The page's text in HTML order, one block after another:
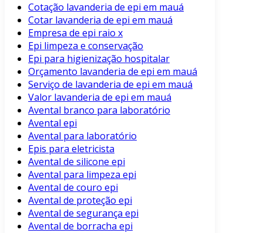
Cotação lavanderia de epi em mauá
Cotar lavanderia de epi em mauá
Empresa de epi raio x
Epi limpeza e conservação
Epi para higienização hospitalar
Orçamento lavanderia de epi em mauá
Serviço de lavanderia de epi em mauá
Valor lavanderia de epi em mauá
Avental branco para laboratório
Avental epi
Avental para laboratório
Epis para eletricista
Avental de silicone epi
Avental para limpeza epi
Avental de couro epi
Avental de proteção epi
Avental de segurança epi
Avental de borracha epi